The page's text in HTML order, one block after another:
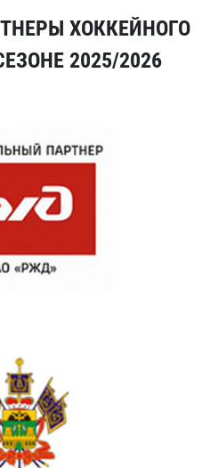
ХОККЕЙНОГО
2025/2026